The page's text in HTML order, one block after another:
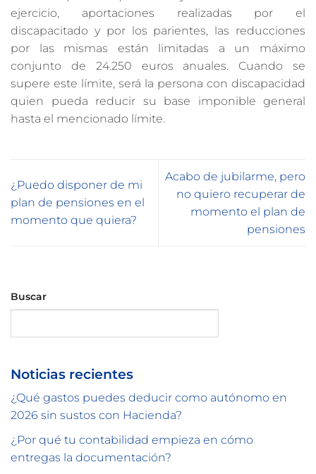
ejercicio, aportaciones realizadas por el
discapacitado y por los parientes, las reducciones
por las mismas están limitadas a un máximo
conjunto de 24.250 euros anuales. Cuando se
supere este límite, será la persona con discapacidad
quien pueda reducir su base imponible general
hasta el mencionado límite.
¿Puedo disponer de mi
plan de pensiones en el
momento que quiera?
Acabo de jubilarme, pero
no quiero recuperar de
momento el plan de
pensiones
Buscar
Noticias recientes
¿Qué gastos puedes deducir como autónomo en
2026 sin sustos con Hacienda?
¿Por qué tu contabilidad empieza en cómo
entregas la documentación?